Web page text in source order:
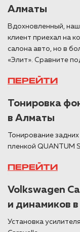
Алматы
Вдохновленный,
клиент приехал на
салона авто, но в
«Элит». Сравните
ПЕРЕЙТИ
Тонировка
в Алматы
Тонирование
пленкой QUANTUM
ПЕРЕЙТИ
Volkswagen
и динамиков
Установка